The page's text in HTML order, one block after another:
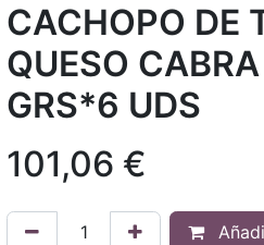
CACHOPO DE
QUESO
GRS*6 UDS
101,06 €